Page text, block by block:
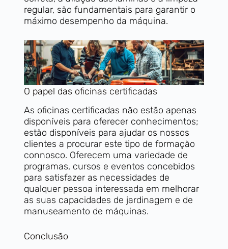
regular, são fundamentais para garantir o
máximo desempenho da máquina.
O papel das oficinas certificadas
As oficinas certificadas não estão apenas
disponíveis para oferecer conhecimentos;
estão disponíveis para ajudar os nossos
clientes a procurar este tipo de formação
connosco. Oferecem uma variedade de
programas, cursos e eventos concebidos
para satisfazer as necessidades de
qualquer pessoa interessada em melhorar
as suas capacidades de jardinagem e de
manuseamento de máquinas.
Conclusão